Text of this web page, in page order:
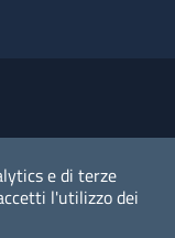
e di terze
l'utilizzo dei